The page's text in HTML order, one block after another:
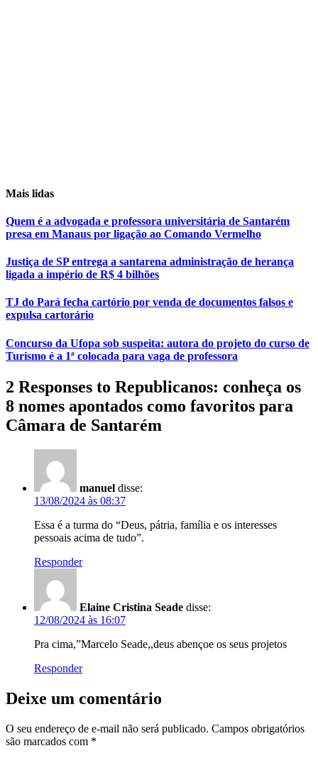
Mais lidas
Quem é a advogada e professora universitária de Santarém
presa em Manaus por ligação ao Comando Vermelho
Justiça de SP entrega a santarena administração de herança
ligada a império de R$ 4 bilhões
TJ do Pará fecha cartório por venda de documentos falsos e
expulsa cartorário
Concurso da Ufopa sob suspeita: autora do projeto do curso de
Turismo é a 1ª colocada para vaga de professora
2 Responses to Republicanos: conheça os
8 nomes apontados como favoritos para
Câmara de Santarém
manuel disse:
13/08/2024 às 08:37
Essa é a turma do “Deus, pátria, família e os interesses
pessoais acima de tudo”.
Responder
Elaine Cristina Seade disse:
12/08/2024 às 16:07
Pra cima,”Marcelo Seade,,deus abençoe os seus projetos
Responder
Deixe um comentário
O seu endereço de e-mail não será publicado. Campos obrigatórios
são marcados com *